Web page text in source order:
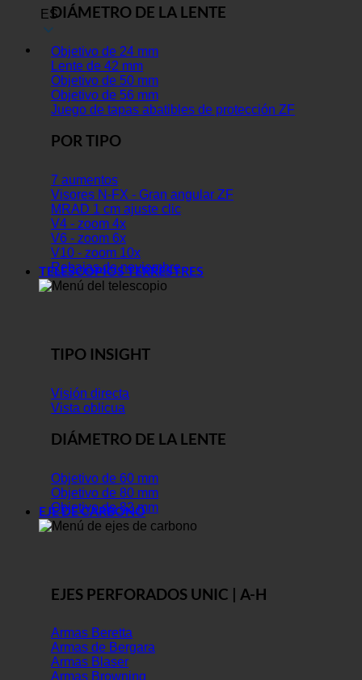
ESDIÁMETRO DE LA LENTE
Objetivo de 24 mm
Lente de 42 mm
Objetivo de 50 mm
Objetivo de 56 mm
Juego de tapas abatibles de protección ZF
POR TIPO
7 aumentos
Visores N-FX - Gran angular ZF
MRAD 1 cm ajuste clic
V4 - zoom 4x
V6 - zoom 6x
V10 - zoom 10x
Rebajas de noviembre
TELESCOPIOS TERRESTRES
TIPO INSIGHT
Visión directa
Vista oblicua
DIÁMETRO DE LA LENTE
Objetivo de 60 mm
Objetivo de 80 mm
Objetivo de 82 mm
EJE DE CARBONO
EJES PERFORADOS UNIC | A-H
Armas Beretta
Armas de Bergara
Armas Blaser
Armas Browning